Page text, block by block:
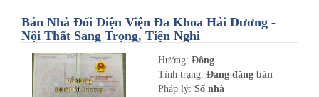
Bán Nhà Đối Diện Viện Đa Khoa Hải Dương -
Nội Thất Sang Trọng, Tiện Nghi
Hướng: Đông
Tình trạng: Đang đăng bán
Pháp lý: Sổ nhà